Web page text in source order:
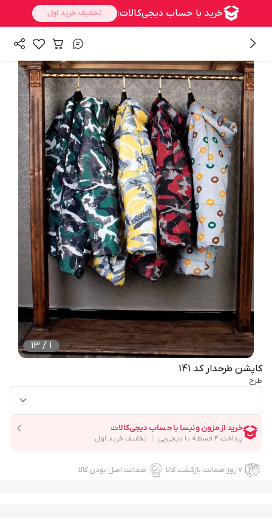
1
/
13
کاپشن طرحدار کد 141
طرح
۷ روز ضمانت بازگشت کالا ضمانت اصل بودن کالا